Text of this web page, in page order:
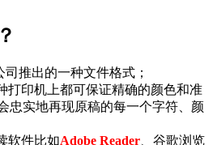
司推出的一种文件格式；
打印机上都可保证精确的颜色和准
忠实地再现原稿的每一个字符、颜
软件比如Adobe Reader 、谷歌浏览